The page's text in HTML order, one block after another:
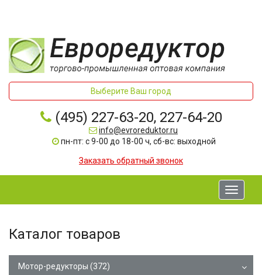
Выберите Ваш город
(495) 227-63-20, 227-64-20
info@evroreduktor.ru
пн-пт: с 9-00 до 18-00 ч, сб-вс: выходной
Заказать обратный звонок
Toggle
Каталог товаров
Мотор-редукторы (372)